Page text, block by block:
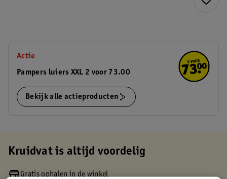
Actie
Pampers luiers XXL 2 voor 73.00
Bekijk alle actieproducten
Kruidvat is altijd voordelig
Gratis ophalen in de winkel